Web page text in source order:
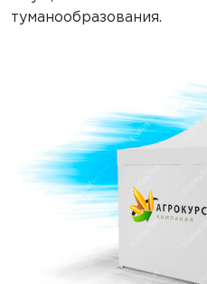
туманообразования.